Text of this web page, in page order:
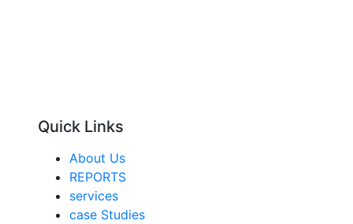
Quick Links
About Us
REPORTS
services
case Studies